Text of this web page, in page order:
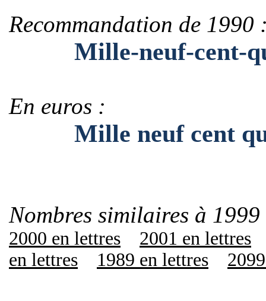
Recommandation de 1990
Mille-neuf-cent-
En euros :
Mille neuf cent
Nombres similaires à
2000 en lettres
2001 en lettres
en lettres
1989 en lettres